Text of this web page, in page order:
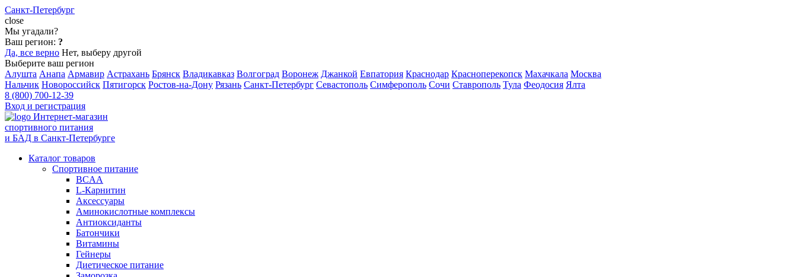
Санкт-Петербург
close
Мы угадали?
Ваш регион: ?
Да, все верно Нет, выберу другой
Выберите ваш регион
Алушта Анапа Армавир Астрахань Брянск Владикавказ Волгоград Воронеж Джанкой Евпатория Краснодар Красноперекопск Махачкала Москва
Нальчик Новороссийск Пятигорск Ростов-на-Дону Рязань Санкт-Петербург Севастополь Симферополь Сочи Ставрополь Тула Феодосия Ялта
8 (800) 700-12-39
Вход и регистрация
Интернет-магазин
спортивного питания
и БАД в Санкт-Петербурге
Каталог товаров
Спортивное питание
BCAA
L-Карнитин
Аксессуары
Аминокислотные комплексы
Антиоксиданты
Батончики
Витамины
Гейнеры
Диетическое питание